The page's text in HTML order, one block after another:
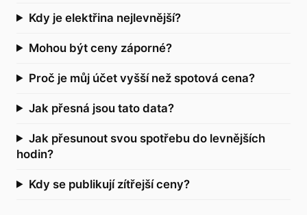
Kdy je elektřina nejlevnější?
Mohou být ceny záporné?
Proč je můj účet vyšší než spotová cena?
Jak přesná jsou tato data?
Jak přesunout svou spotřebu do levnějších
hodin?
Kdy se publikují zítřejší ceny?